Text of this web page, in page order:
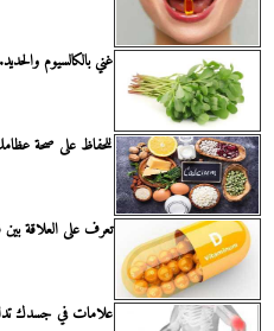
غني بالكالسيوم
للحفاظ على صحة
تعرف على العلاقة بين
علامات في جسدك